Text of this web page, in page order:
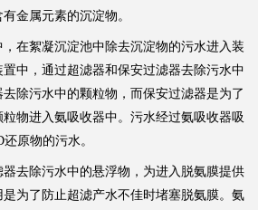
金属元素的沉淀物。
絮凝沉淀池中除去沉淀物的污水进入装
中，通过超滤器和保安过滤器去除污水中
除污水中的颗粒物，而保安过滤器是为了
物进入氨吸收器中。污水经过氨吸收器吸
原物的污水。
除污水中的悬浮物，为进入脱氨膜提供
为了防止超滤产水不佳时堵塞脱氨膜。氨